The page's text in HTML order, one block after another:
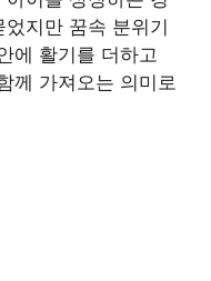
지만 꿈속 분위기
에 활기를 더하고
께 가져오는 의미로